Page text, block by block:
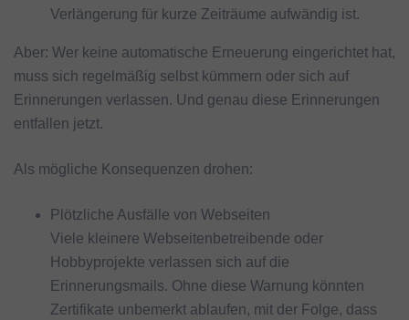
Verlängerung für kurze Zeiträume aufwändig ist.
Aber: Wer keine automatische Erneuerung eingerichtet hat,
muss sich regelmäßig selbst kümmern oder sich auf
Erinnerungen verlassen. Und genau diese Erinnerungen
entfallen jetzt.
Als mögliche Konsequenzen drohen:
Plötzliche Ausfälle von Webseiten
Viele kleinere Webseitenbetreibende oder
Hobbyprojekte verlassen sich auf die
Erinnerungsmails. Ohne diese Warnung könnten
Zertifikate unbemerkt ablaufen, mit der Folge, dass